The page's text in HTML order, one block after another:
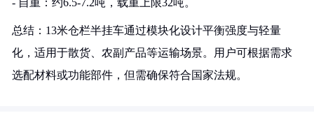
- 自重：约6.5-7.2吨，载重上限32吨。
总结：13米仓栏半挂车通过模块化设计平衡强度与轻量
化，适用于散货、农副产品等运输场景。用户可根据需求
选配材料或功能部件，但需确保符合国家法规。